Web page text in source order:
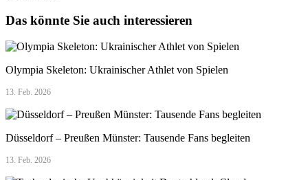
Das könnte Sie auch interessieren
Olympia Skeleton: Ukrainischer Athlet von Spielen
13. Feb. 2026
Düsseldorf – Preußen Münster: Tausende Fans begleiten
13. Feb. 2026